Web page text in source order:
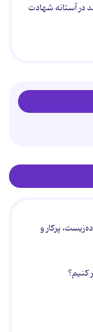
در آستانه شهادت
پرکار و